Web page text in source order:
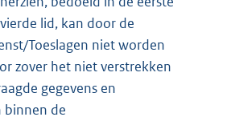
lid, kan door de
Toeslagen niet worden
zover het niet verstrekken
gegevens en
binnen de